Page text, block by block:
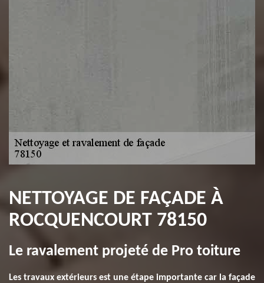
NETTOYAGE DE FAÇADE À
ROCQUENCOURT 78150
Le ravalement projeté de Pro toiture
Les travaux extérieurs est une étape importante car la façade